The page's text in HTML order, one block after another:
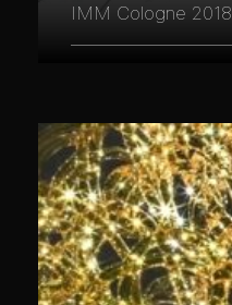
IMM Cologne 2018